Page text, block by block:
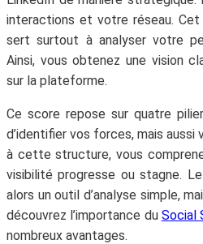
interactions et votre réseau. Cet
sert surtout à analyser votre
Ainsi, vous obtenez une vision
sur la plateforme.
Ce score repose sur quatre
d’identifier vos forces, mais aussi
à cette structure, vous
visibilité progresse ou stagne.
alors un outil d’analyse simple,
découvrez l’importance du Social
nombreux avantages.